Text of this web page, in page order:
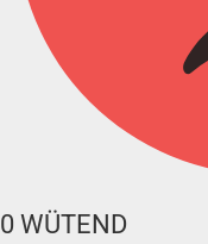
0 WÜTEND